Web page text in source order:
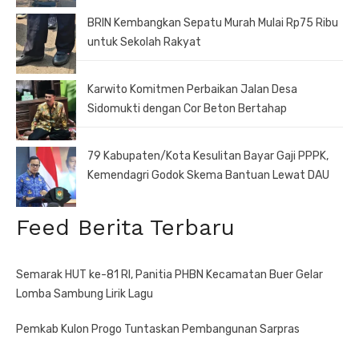
BRIN Kembangkan Sepatu Murah Mulai Rp75 Ribu
untuk Sekolah Rakyat
Karwito Komitmen Perbaikan Jalan Desa
Sidomukti dengan Cor Beton Bertahap
79 Kabupaten/Kota Kesulitan Bayar Gaji PPPK,
Kemendagri Godok Skema Bantuan Lewat DAU
Feed Berita Terbaru
Semarak HUT ke-81 RI, Panitia PHBN Kecamatan Buer Gelar
Lomba Sambung Lirik Lagu
Pemkab Kulon Progo Tuntaskan Pembangunan Sarpras